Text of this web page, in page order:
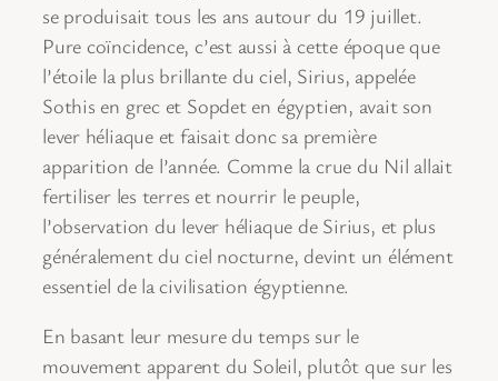
se produisait tous les ans autour du 19 juillet.
Pure coïncidence, c’est aussi à cette époque que
l’étoile la plus brillante du ciel, Sirius, appelée
Sothis en grec et Sopdet en égyptien, avait son
lever héliaque et faisait donc sa première
apparition de l’année. Comme la crue du Nil allait
fertiliser les terres et nourrir le peuple,
l’observation du lever héliaque de Sirius, et plus
généralement du ciel nocturne, devint un élément
essentiel de la civilisation égyptienne.
En basant leur mesure du temps sur le
mouvement apparent du Soleil, plutôt que sur les